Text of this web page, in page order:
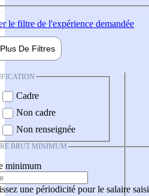
le filtre de l'expérience demandée
Plus De Filtres
Cadre
Non cadre
Non renseignée
BRUT MINIMUM
minimum
une périodicité pour le salaire saisi